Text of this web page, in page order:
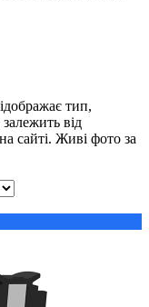
тип,
від
сайті. Живі фото за